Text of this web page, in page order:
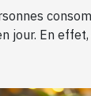
jour. En